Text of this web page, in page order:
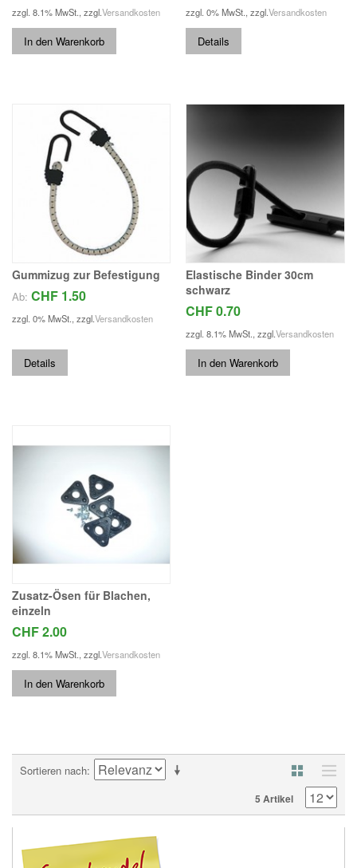
zzgl. 8.1% MwSt., zzgl.Versandkosten
In den Warenkorb
zzgl. 0% MwSt.,zzgl.Versandkosten
Details
Gummizug zur Befestigung
Ab: CHF 1.50
zzgl. 0% MwSt., zzgl.Versandkosten
Details
Elastische Binder 30cm
schwarz
CHF 0.70
zzgl. 8.1% MwSt.,zzgl.Versandkosten
In den Warenkorb
Zusatz-Ösen für Blachen,
einzeln
CHF 2.00
zzgl. 8.1% MwSt., zzgl.Versandkosten
In den Warenkorb
Sortieren nach
5 Artikel